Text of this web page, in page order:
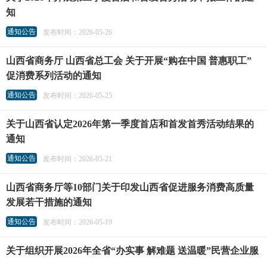
知
通知公告 发布时间：2026-05-26
山西省商务厅 山西省总工会 关于开展“购在中国 普惠职工”
促消费系列活动的通知
通知公告 发布时间：2026-05-25
关于山西省认定2026年第一季度首店和首发首秀活动结果的
通知
通知公告 发布时间：2026-05-21
山西省商务厅等10部门关于印发山西省促进服务消费高质量
发展若干措施的通知
通知公告 发布时间：2026-05-19
关于组织开展2026年全省“办实事 解难题 送温暖”民营企业服